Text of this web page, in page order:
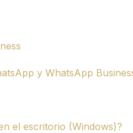
y WhatsApp
el escritorio (Windows)?